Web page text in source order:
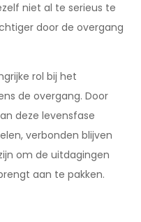
niet al te serieus te
door de overgang
rol bij het
de overgang. Door
deze levensfase
verbonden blijven
om de uitdagingen
aan te pakken.